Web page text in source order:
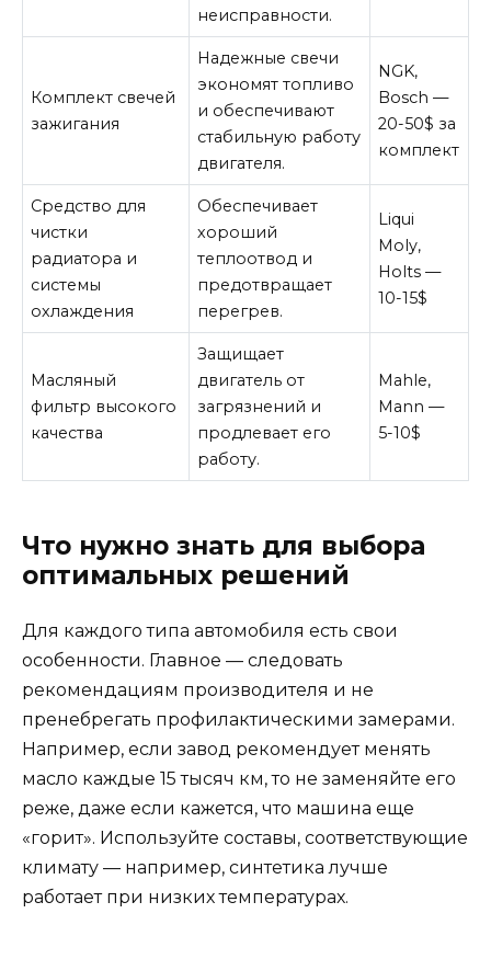
неисправности.
Комплект свечей
зажигания
Надежные свечи
экономят топливо
и обеспечивают
стабильную работу
двигателя.
NGK,
Bosch —
20-50$ за
комплект
Средство для
чистки
радиатора и
системы
охлаждения
Обеспечивает
хороший
теплоотвод и
предотвращает
перегрев.
Liqui
Moly,
Holts —
10-15$
Масляный
фильтр высокого
качества
Защищает
двигатель от
загрязнений и
продлевает его
работу.
Mahle,
Mann —
5-10$
Что нужно знать для выбора
оптимальных решений
Для каждого типа автомобиля есть свои
особенности. Главное — следовать
рекомендациям производителя и не
пренебрегать профилактическими замерами.
Например, если завод рекомендует менять
масло каждые 15 тысяч км, то не заменяйте его
реже, даже если кажется, что машина еще
«горит». Используйте составы, соответствующие
климату — например, синтетика лучше
работает при низких температурах.